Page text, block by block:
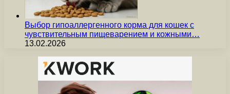
Выбор гипоаллергенного корма для кошек с
чувствительным пищеварением и кожными…
13.02.2026